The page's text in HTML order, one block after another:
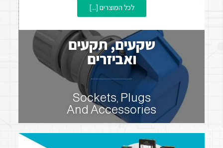
לכל המוצרים [...]
שקעים, תקעים
ואביזרים
Sockets, Plugs
And Accessories